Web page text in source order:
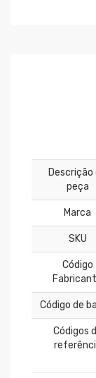
Descrição
peça
Marca
SKU
Código
Código de
Códigos